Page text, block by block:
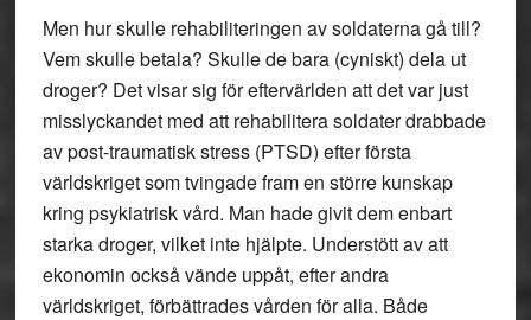
Men hur skulle rehabiliteringen av soldaterna gå till?
Vem skulle betala? Skulle de bara (cyniskt) dela ut
droger? Det visar sig för eftervärlden att det var just
misslyckandet med att rehabilitera soldater drabbade
av post-traumatisk stress (PTSD) efter första
världskriget som tvingade fram en större kunskap
kring psykiatrisk vård. Man hade givit dem enbart
starka droger, vilket inte hjälpte. Understött av att
ekonomin också vände uppåt, efter andra
världskriget, förbättrades vården för alla. Både